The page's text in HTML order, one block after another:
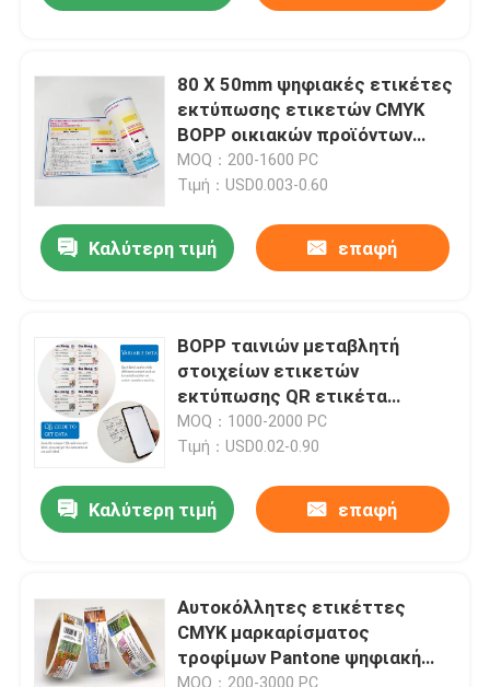
80 X 50mm ψηφιακές ετικέτες
εκτύπωσης ετικετών CMYK
BOPP οικιακών προϊόντων
πρώτης ανάγκης
MOQ：200-1600 PC
Τιμή：USD0.003-0.60
Καλύτερη τιμή επαφή
BOPP ταινιών μεταβλητή
στοιχείων ετικετών
εκτύπωσης QR ετικέτα
τυπωμένων υλών κώδικα
ψηφιακή
MOQ：1000-2000 PC
Τιμή：USD0.02-0.90
Καλύτερη τιμή επαφή
Αυτοκόλλητες ετικέττες
CMYK μαρκαρίσματος
τροφίμων Pantone ψηφιακή
ταινία BOPP τυπωμένες
MOQ：200-3000 PC